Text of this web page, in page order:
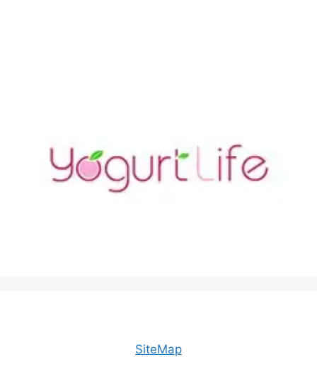
SiteMap